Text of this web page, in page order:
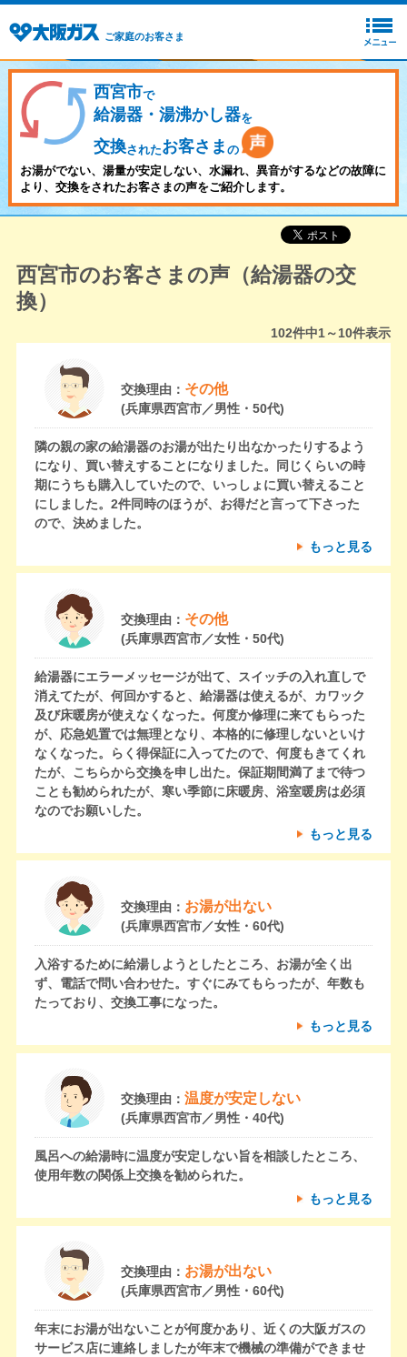
ご家庭のお客さま
西宮市で
給湯器・湯沸かし器を
交換されたお客さま の
お湯がでない、湯量が安定しない、水漏れ、異音がするなどの故障に
より、交換をされたお客さまの声をご紹介します。
西宮市のお客さまの声（給湯器の交
換）
102件中1～10件表示
交換理由： その他
(兵庫県西宮市／男性・50代)
隣の親の家の給湯器のお湯が出たり出なかったりするよう
になり、買い替えすることになりました。同じくらいの時
期にうちも購入していたので、いっしょに買い替えること
にしました。2件同時のほうが、お得だと言って下さった
ので、決めました。
もっと見る
交換理由： その他
(兵庫県西宮市／女性・50代)
給湯器にエラーメッセージが出て、スイッチの入れ直しで
消えてたが、何回かすると、給湯器は使えるが、カワック
及び床暖房が使えなくなった。何度か修理に来てもらった
が、応急処置では無理となり、本格的に修理しないといけ
なくなった。らく得保証に入ってたので、何度もきてくれ
たが、こちらから交換を申し出た。保証期間満了まで待つ
ことも勧められたが、寒い季節に床暖房、浴室暖房は必須
なのでお願いした。
もっと見る
交換理由： お湯が出ない
(兵庫県西宮市／女性・60代)
入浴するために給湯しようとしたところ、お湯が全く出
ず、電話で問い合わせた。すぐにみてもらったが、年数も
たっており、交換工事になった。
もっと見る
交換理由： 温度が安定しない
(兵庫県西宮市／男性・40代)
風呂への給湯時に温度が安定しない旨を相談したところ、
使用年数の関係上交換を勧められた。
もっと見る
交換理由： お湯が出ない
(兵庫県西宮市／男性・60代)
年末にお湯が出ないことが何度かあり、近くの大阪ガスの
サービス店に連絡しましたが年末で機械の準備ができませ